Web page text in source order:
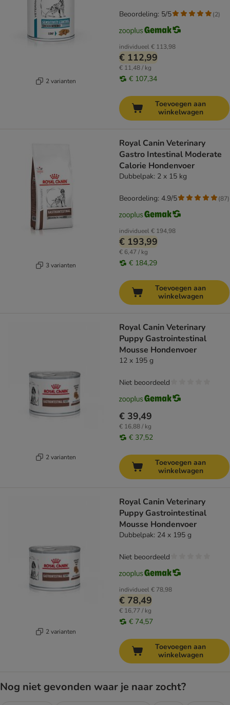
2 varianten
individueel€ 113,98
€ 112,99
€ 11,48 / kg
€ 107,34
Beoordeling: 5/5 (2)
Toevoegen aan
winkelwagen
3 varianten
Royal Canin Veterinary
Gastro Intestinal Moderate
Calorie Hondenvoer
Dubbelpak: 2 x 15 kg
individueel€ 194,98
€ 193,99
€ 6,47 / kg
€ 184,29
Beoordeling: 4.9/5 (87)
Toevoegen aan
winkelwagen
2 varianten
Royal Canin Veterinary
Puppy Gastrointestinal
Mousse Hondenvoer
12 x 195 g
€ 39,49
€ 16,88 / kg
€ 37,52
Niet beoordeeld
Toevoegen aan
winkelwagen
2 varianten
Royal Canin Veterinary
Puppy Gastrointestinal
Mousse Hondenvoer
Dubbelpak: 24 x 195 g
individueel€ 78,98
€ 78,49
€ 16,77 / kg
€ 74,57
Niet beoordeeld
Toevoegen aan
winkelwagen
Nog niet gevonden waar je naar zocht?